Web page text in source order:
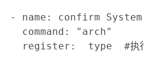
- name: confirm System
  command: "arch"
register:  type  #执